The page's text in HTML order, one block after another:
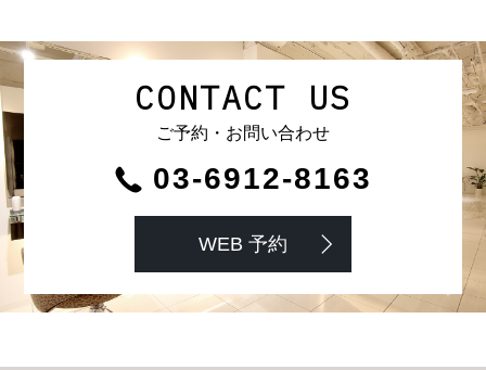
CONTACT US
ご予約・お問い合わせ
03-6912-8163
WEB 予約